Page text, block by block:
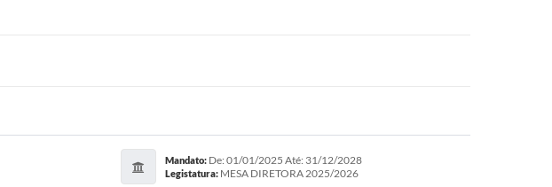
Mandato:De: 01/01/2025 Até: 31/12/2028
Legistatura:MESA DIRETORA 2025/2026